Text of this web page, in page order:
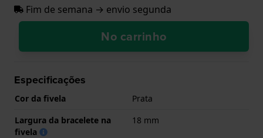
Fim de semana → envio segunda
No carrinho
Especificações
Cor da fivela
Prata
Largura da bracelete na
fivela
18 mm